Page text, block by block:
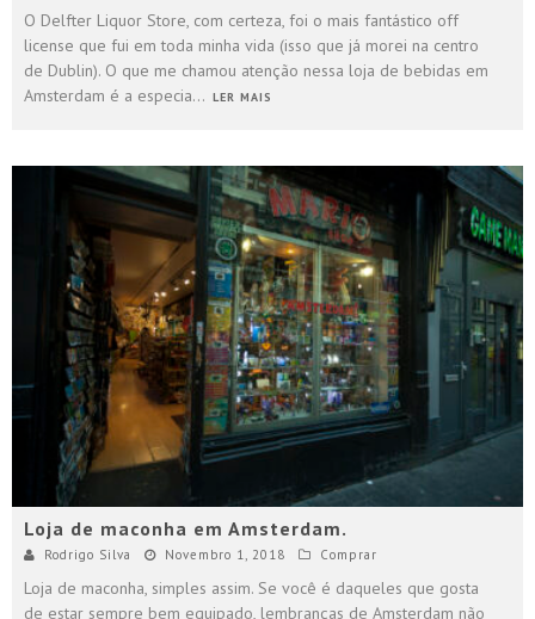
O Delfter Liquor Store, com certeza, foi o mais fantástico off
license que fui em toda minha vida (isso que já morei na centro
de Dublin). O que me chamou atenção nessa loja de bebidas em
Amsterdam é a especia... LER MAIS
Loja de maconha em Amsterdam.
Rodrigo Silva Novembro 1, 2018 Comprar
Loja de maconha, simples assim. Se você é daqueles que gosta
de estar sempre bem equipado, lembranças de Amsterdam não